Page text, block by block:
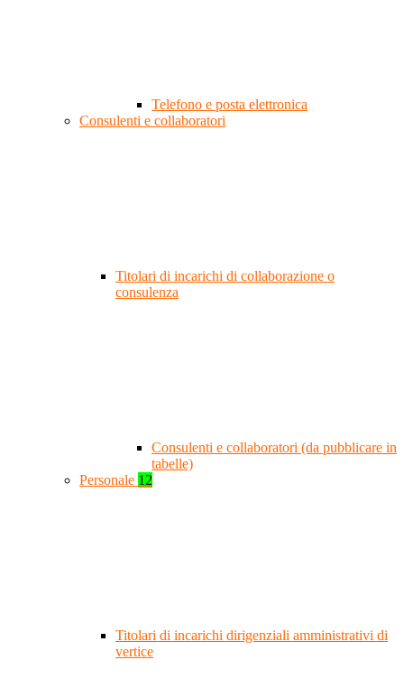
Telefono e posta elettronica
Consulenti e collaboratori
Titolari di incarichi di collaborazione o
consulenza
Consulenti e collaboratori (da pubblicare in
tabelle)
Personale 12
Titolari di incarichi dirigenziali amministrativi di
vertice